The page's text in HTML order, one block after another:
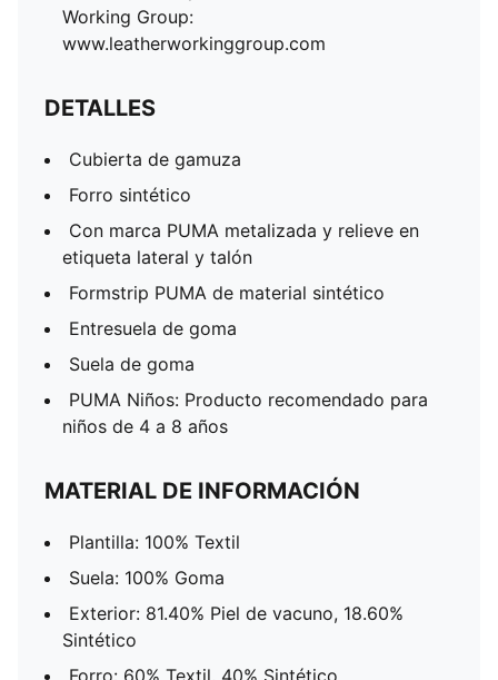
Working Group:
www.leatherworkinggroup.com
DETALLES
Cubierta de gamuza
Forro sintético
Con marca PUMA metalizada y relieve en
etiqueta lateral y talón
Formstrip PUMA de material sintético
Entresuela de goma
Suela de goma
PUMA Niños: Producto recomendado para
niños de 4 a 8 años
MATERIAL DE INFORMACIÓN
Plantilla: 100% Textil
Suela: 100% Goma
Exterior: 81.40% Piel de vacuno, 18.60%
Sintético
Forro: 60% Textil, 40% Sintético